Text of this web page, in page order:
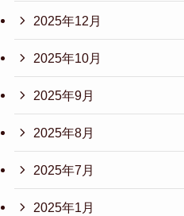
2025年12月
2025年10月
2025年9月
2025年8月
2025年7月
2025年1月